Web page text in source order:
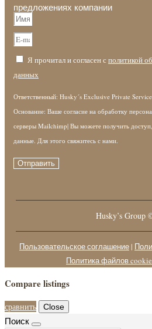
предложениях компании
Я прочитал и согласен сполитикой
данных
Ответственный: Husky´s Exclusive Private
Основание: Ваше согласие на обработку
серверы Mailchimp| Вы можете получить
данные. Для этого свяжитесь с нами.
Отправить
Husky’s Group
Пользовательское соглашение |
Политика файлов
Compare listings
сравнить Close
Поиск